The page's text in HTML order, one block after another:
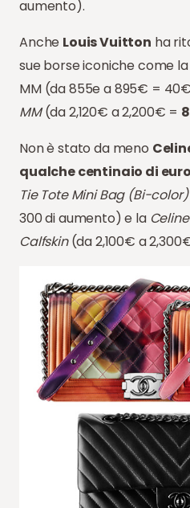
aumento).
Anche Louis Vuitton ha
sue borse iconiche come la
MM (da 855e a 895€ = 40€
MM(da 2,120€ a 2,200€ =
Non è stato da meno
qualche centinaio di euro
Tie Tote Mini Bag (Bi-color)
300 di aumento) e la
Calfskin(da 2,100€ a